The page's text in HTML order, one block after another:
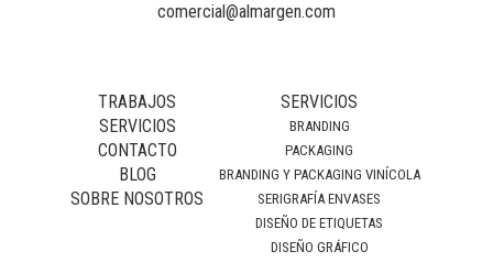
comercial@almargen.com
TRABAJOS
SERVICIOS
CONTACTO
BLOG
SOBRE NOSOTROS
SERVICIOS
BRANDING
PACKAGING
BRANDING Y PACKAGING VINÍCOLA
SERIGRAFÍA ENVASES
DISEÑO DE ETIQUETAS
DISEÑO GRÁFICO